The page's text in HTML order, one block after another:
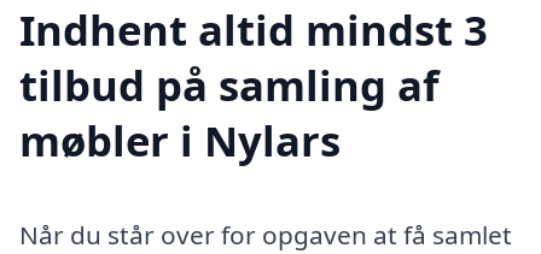
Indhent altid mindst 3
tilbud på samling af
møbler i Nylars
Når du står over for opgaven at få samlet